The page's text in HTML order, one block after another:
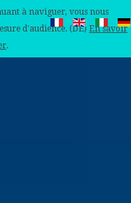
à naviguer, vous nous
d'audience. (DE) En savoir
.